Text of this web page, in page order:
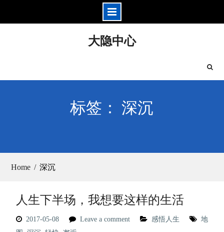
大隐中心
标签： 深沉
Home 深沉
人生下半场，我想要这样的生活
2017-05-08 Leave a comment 感悟人生
地